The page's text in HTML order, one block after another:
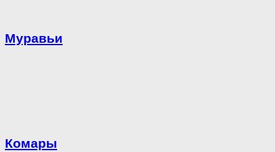
Муравьи
Комары